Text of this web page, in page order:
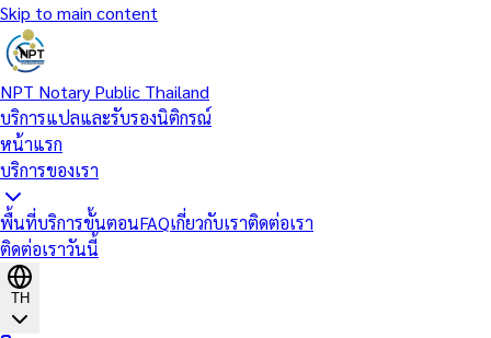
Skip to main content
NPT Notary Public Thailand
บริการแปลและรับรองนิติกรณ์
หน้าแรก
บริการของเรา
พื้นที่บริการขั้นตอนFAQเกี่ยวกับเราติดต่อเรา
ติดต่อเราวันนี้
TH